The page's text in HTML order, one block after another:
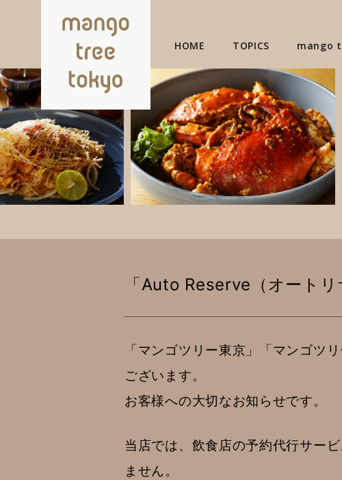
HOME TOPICS mango
「Auto Reserve（オート
「マンゴツリー東京」「マンゴツ
ございます。
お客様への大切なお知らせです。
当店では、飲食店の予約代行サー
ません。